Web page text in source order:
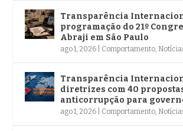
Transparência
programação do 21º
Abraji em São Paulo
ago 1, 2026 Comportamento,
Transparência
diretrizes com 40
anticorrupção para
ago 1, 2026 Comportamento,